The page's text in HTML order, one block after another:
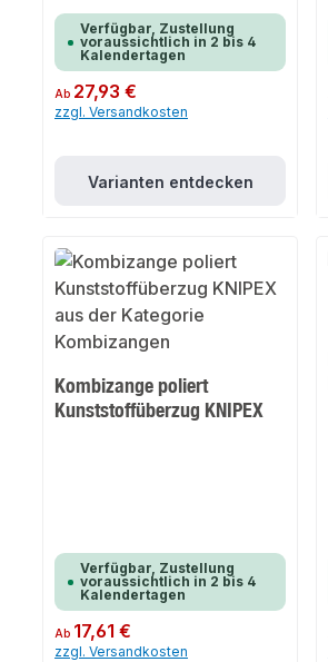
Verfügbar, Zustellung
voraussichtlich in 2 bis 4
Kalendertagen
Regulärer Preis:
Ab 27,93 €
zzgl. Versandkosten
Varianten entdecken
Kombizange poliert
Kunststoffüberzug KNIPEX
Verfügbar, Zustellung
voraussichtlich in 2 bis 4
Kalendertagen
Regulärer Preis:
Ab 17,61 €
zzgl. Versandkosten